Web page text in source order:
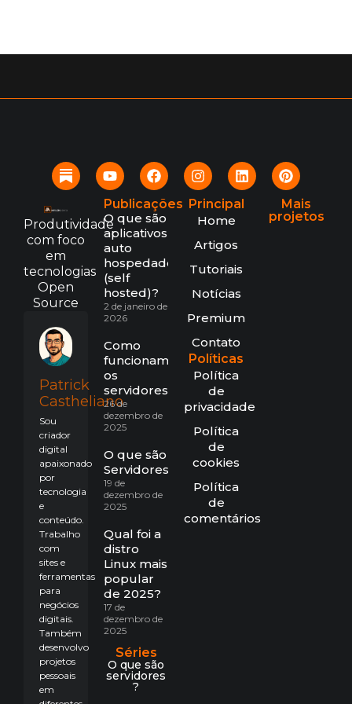
Produtividade
com foco
em
tecnologias
Open
Source
Patrick
Castheliano
Sou
criador
digital
apaixonado
por
tecnologia
e
conteúdo.
Trabalho
com
sites e
ferramentas
para
negócios
digitais.
Também
desenvolvo
projetos
pessoais
em
Publicações
O que são
aplicativos
auto
hospedados
(self
hosted)?
2 de janeiro de
2026
Como
funcionam
os
servidores?
26 de
dezembro de
2025
O que são
Servidores?
19 de
dezembro de
2025
Qual foi a
distro
Linux mais
popular
de 2025?
17 de
dezembro de
2025
Séries
O que são
servidores
?
Principal
Home
Artigos
Tutoriais
Notícias
Premium
Contato
Políticas
Política
de
privacidade
Política
de
cookies
Política
de
comentários
Mais
projetos